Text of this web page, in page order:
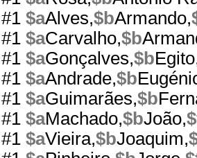
#1 $aAlves,$bArmando,
#1 $aCarvalho,$b
#1 $aGonçalves,$b
#1 $aAndrade,$b
#1 $aGuimarães,$b
#1 $aMachado,$bJoão,
#1 $aVieira,$bJoaquim,